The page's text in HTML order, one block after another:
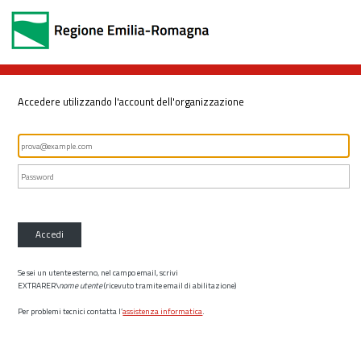
Accedere utilizzando l'account dell'organizzazione
Accedi
Se sei un utente esterno, nel campo email, scrivi
EXTRARER\nome utente(ricevuto tramite email di abilitazione)
Per problemi tecnici contatta l’assistenza informatica.